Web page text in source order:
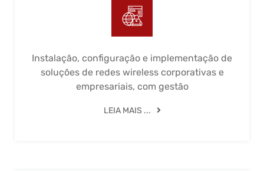
Instalação, configuração e implementação de
soluções de redes wireless corporativas e
empresariais, com gestão
LEIA MAIS ...